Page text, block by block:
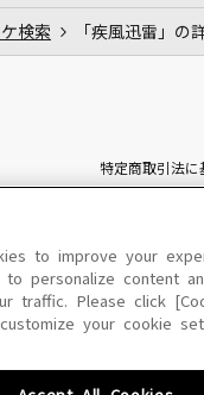
検索 「疾風迅雷」の
特定商取引法に
このサイトに
to improve your
personalize content
traffic. Please click
your cookie